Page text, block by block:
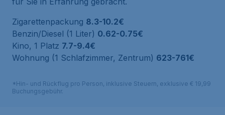
Zigarettenpackung 8.3-10.2€
Benzin/Diesel (1 Liter) 0.62-0.75€
Kino, 1 Platz 7.7-9.4€
Wohnung (1 Schlafzimmer, Zentrum) 623-761€
*Hin- und Rückflug pro Person, inklusive Steuern, exklusive € 19,99
Buchungsgebühr.